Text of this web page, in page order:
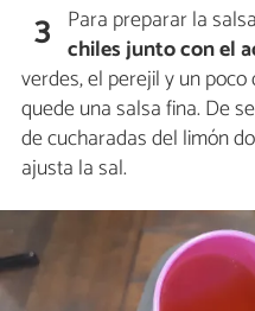
3 Para preparar la
chiles junto con el
verdes, el perejil y un
quede una salsa fina. De
de cucharadas del limón
ajusta la sal.